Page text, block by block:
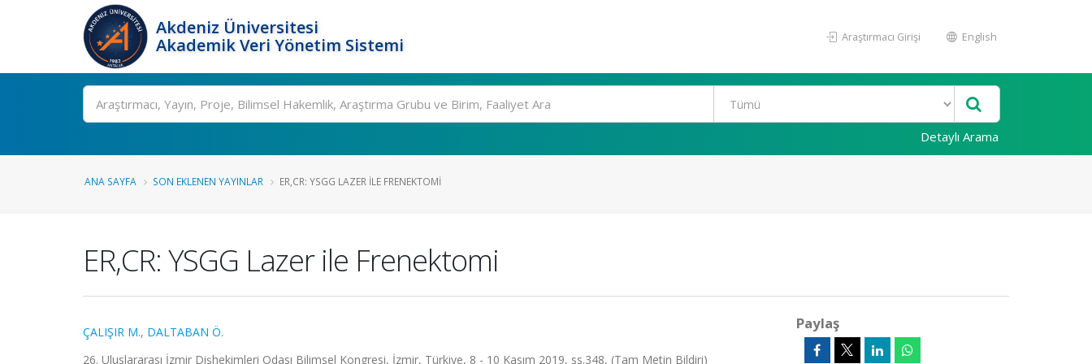
Akdeniz Üniversitesi
Akademik Veri Yönetim Sistemi
Araştırmacı Girişi English
Ara
Detaylı Arama
ANA SAYFA SON EKLENEN YAYINLAR ER,CR: YSGG LAZER ILE FRENEKTOMI
ER,CR: YSGG Lazer ile Frenektomi
ÇALIŞIR M., DALTABAN Ö.
26. Uluslararası İzmir Dişhekimleri Odası Bilimsel Kongresi, İzmir, Türkiye, 8 - 10 Kasım 2019, ss.348, (Tam Metin Bildiri)
Paylaş